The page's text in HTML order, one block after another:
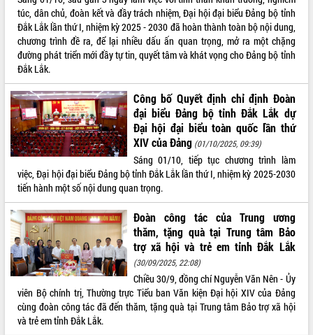
tỉnh thông qua hiện đại hóa hành chính
Xã Ea Phê gắn cải cách hành chính với
chuyển đổi số
Phó Chủ tịch Thường trực UBND tỉnh
Hồ Thị Nguyên Thảo làm việc tại Trung
tâm Phục vụ hành chính công xã Ea
Phê
Xây dựng nền hành chính số đồng
hành cùng nông dân dân, doanh nghiệp
Giai đoạn 2026-2030, Đắk Lắk phấn
đấu có 77% xã đạt chuẩn nông thôn
mới
Chuyển đổi số 'mở đường' cho nông
nghiệp Đắk Lắk tăng trưởng bứt phá
Triển khai đồng bộ đo đạc, lập hồ sơ
địa chính, hoàn thiện cơ sở dữ liệu đất
đai
Ứng dụng sinh trắc học - Bước tiến
trong hành trình chuyển đổi số tại Đắk
Lắk
Đắk Lắk nâng cao hiệu quả công tác
Đảng từ Sổ tay đảng viên điện tử
túc, dân chủ, đoàn kết và đầy trách nhiệm, Đại hội đại biểu Đảng bộ tỉnh
Đắk Lắk lần thứ I, nhiệm kỳ 2025 - 2030 đã hoàn thành toàn bộ nội dung,
chương trình đề ra, để lại nhiều dấu ấn quan trọng, mở ra một chặng
đường phát triển mới đầy tự tin, quyết tâm và khát vọng cho Đảng bộ tỉnh
Đắk Lắk.
Công bố Quyết định chỉ định Đoàn
đại biểu Đảng bộ tỉnh Đắk Lắk dự
Đại hội đại biểu toàn quốc lần thứ
XIV của Đảng (01/10/2025, 09:39)
Sáng 01/10, tiếp tục chương trình làm
việc, Đại hội đại biểu Đảng bộ tỉnh Đắk Lắk lần thứ I, nhiệm kỳ 2025-2030
tiến hành một số nội dung quan trọng.
Đoàn công tác của Trung ương
thăm, tặng quà tại Trung tâm Bảo
trợ xã hội và trẻ em tỉnh Đắk Lắk
(30/09/2025, 22:08)
Chiều 30/9, đồng chí Nguyễn Văn Nên - Ủy
viên Bộ chính trị, Thường trực Tiểu ban Văn kiện Đại hội XIV của Đảng
cùng đoàn công tác đã đến thăm, tặng quà tại Trung tâm Bảo trợ xã hội
và trẻ em tỉnh Đắk Lắk.